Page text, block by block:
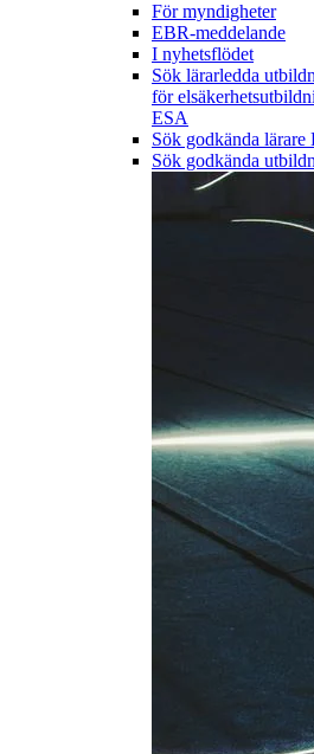
För myndigheter
EBR-meddelande
I nyhetsflödet
Sök lärarledda
för
ESA
Sök godkända
Sök godkända